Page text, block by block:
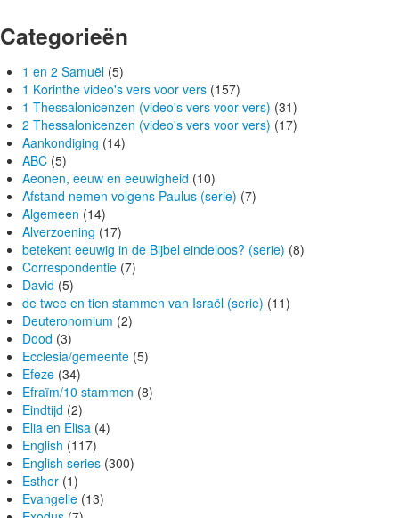
Categorieën
1 en 2 Samuël (5)
1 Korinthe video's vers voor vers (157)
1 Thessalonicenzen (video's vers voor vers) (31)
2 Thessalonicenzen (video's vers voor vers) (17)
Aankondiging (14)
ABC (5)
Aeonen, eeuw en eeuwigheid (10)
Afstand nemen volgens Paulus (serie) (7)
Algemeen (14)
Alverzoening (17)
betekent eeuwig in de Bijbel eindeloos? (serie) (8)
Correspondentie (7)
David (5)
de twee en tien stammen van Israël (serie) (11)
Deuteronomium (2)
Dood (3)
Ecclesia/gemeente (5)
Efeze (34)
Efraïm/10 stammen (8)
Eindtijd (2)
Elia en Elisa (4)
English (117)
English series (300)
Esther (1)
Evangelie (13)